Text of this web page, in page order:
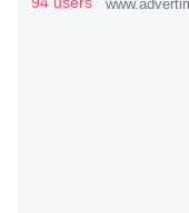
これを元に考える
類は苦労してるん